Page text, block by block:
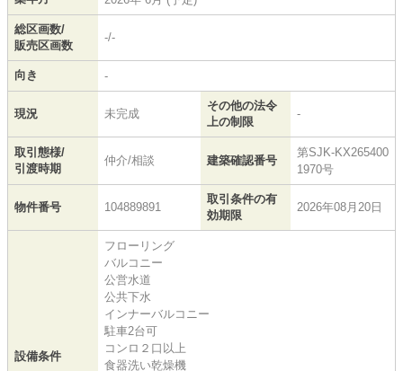
総区画数/
販売区画数
-/-
向き -
現況 未完成
その他の法令
上の制限
-
取引態様/
引渡時期
仲介/相談 建築確認番号
第SJK-KX265400
1970号
物件番号 104889891
取引条件の有
効期限
2026年08月20日
設備条件
フローリング
バルコニー
公営水道
公共下水
インナーバルコニー
駐車2台可
コンロ２口以上
食器洗い乾燥機